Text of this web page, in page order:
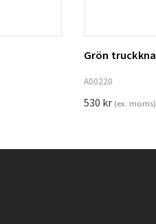
Lägg till
Grön
A00220
530 kr (ex. moms)